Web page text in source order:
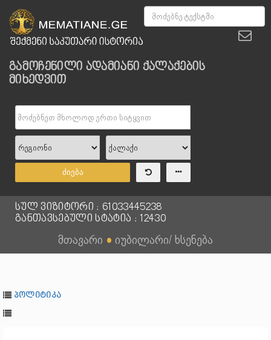
გამოჩენილი ადამიანი ქალაქების
მიხედვით
ძიება
სულ ვიზიტორი : 61033445238
განთავსებული სტატია : 12430
მთავარი ● იუბილარი/ ხსენება
პოლიტიკა